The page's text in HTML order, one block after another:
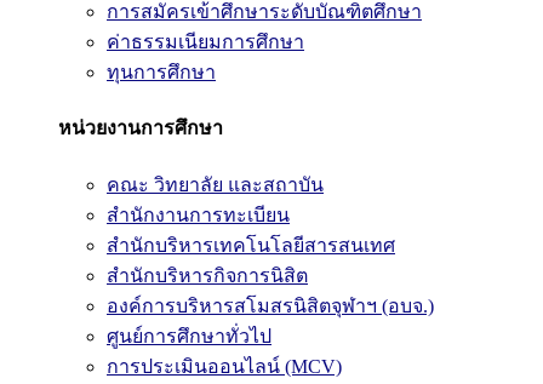
การสมัครเข้าศึกษาระดับบัณฑิตศึกษา
ค่าธรรมเนียมการศึกษา
ทุนการศึกษา
หน่วยงานการศึกษา
คณะ วิทยาลัย และสถาบัน
สำนักงานการทะเบียน
สำนักบริหารเทคโนโลยีสารสนเทศ
สำนักบริหารกิจการนิสิต
องค์การบริหารสโมสรนิสิตจุฬาฯ (อบจ.)
ศูนย์การศึกษาทั่วไป
การประเมินออนไลน์ (MCV)